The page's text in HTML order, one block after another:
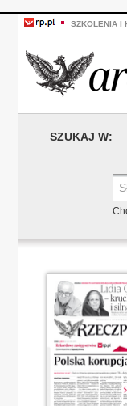
SZKOLENIA I
SZUKAJ W: